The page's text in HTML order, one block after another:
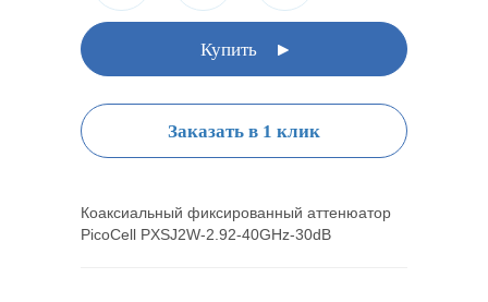
Купить
Заказать в 1 клик
Коаксиальный фиксированный аттенюатор
PicoCell PXSJ2W-2.92-40GHz-30dB